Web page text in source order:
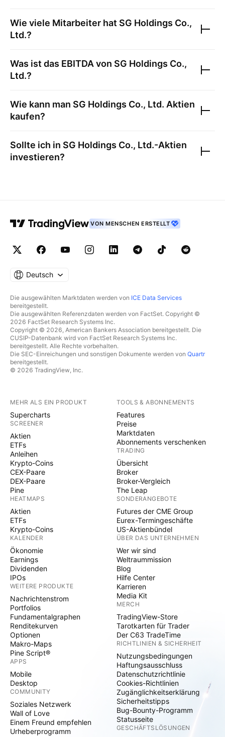
Wie viele Mitarbeiter hat SG Holdings Co.,
Ltd.?
Was ist das EBITDA von SG Holdings Co.,
Ltd.?
Wie kann man SG Holdings Co., Ltd. Aktien
kaufen?
Sollte ich in SG Holdings Co., Ltd.-Aktien
investieren?
VON MENSCHEN ERSTELLT
Deutsch
Die ausgewählten Marktdaten werden von ICE Data Services
bereitgestellt.
Die ausgewählten Referenzdaten werden von FactSet. Copyright ©
2026 FactSet Research Systems Inc.
Copyright © 2026, American Bankers Association bereitgestellt. Die
CUSIP-Datenbank wird von FactSet Research Systems Inc.
bereitgestellt. Alle Rechte vorbehalten.
Die SEC-Einreichungen und sonstigen Dokumente werden von Quartr
bereitgestellt.
© 2026 TradingView, Inc.
MEHR ALS EIN PRODUKT
Supercharts
SCREENER
Aktien
ETFs
Anleihen
Krypto-Coins
CEX-Paare
DEX-Paare
Pine
HEATMAPS
Aktien
ETFs
Krypto-Coins
KALENDER
Ökonomie
Earnings
Dividenden
IPOs
WEITERE PRODUKTE
Nachrichtenstrom
Portfolios
Fundamentalgraphen
Renditekurven
Optionen
Makro-Maps
Pine Script®
APPS
Mobile
Desktop
COMMUNITY
Soziales Netzwerk
Wall of Love
Einem Freund empfehlen
Urheberprogramm
TOOLS & ABONNEMENTS
Features
Preise
Marktdaten
Abonnements verschenken
TRADING
Übersicht
Broker
Broker-Vergleich
The Leap
SONDERANGEBOTE
Futures der CME Group
Eurex-Termingeschäfte
US-Aktienbündel
ÜBER DAS UNTERNEHMEN
Wer wir sind
Weltraummission
Blog
Hilfe Center
Karrieren
Media Kit
MERCH
TradingView-Store
Tarotkarten für Trader
Der C63 TradeTime
RICHTLINIEN & SICHERHEIT
Nutzungsbedingungen
Haftungsausschluss
Datenschutzrichtlinie
Cookies-Richtlinien
Zugänglichkeitserklärung
Sicherheitstipps
Bug-Bounty-Programm
Statusseite
GESCHÄFTSLÖSUNGEN